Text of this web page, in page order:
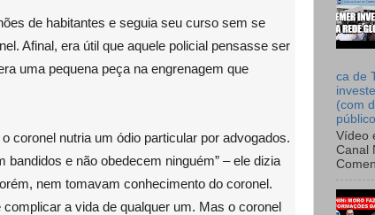
de habitantes e seguia seu curso sem se
Afinal, era útil que aquele policial pensasse ser
uma pequena peça na engrenagem que
coronel nutria um ódio particular por advogados.
bandidos e não obedecem ninguém” – ele dizia
nem tomavam conhecimento do coronel.
a vida de qualquer um. Mas o coronel
ca de
(com
Vídeo
Canal